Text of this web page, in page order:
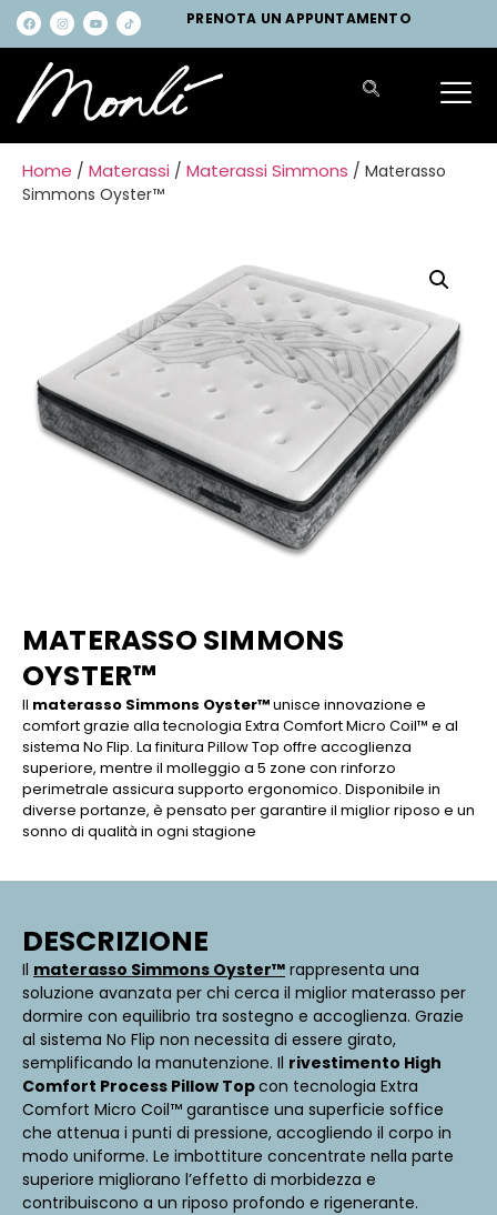
PRENOTA UN APPUNTAMENTO
Home / Materassi / Materassi Simmons / Materasso
Simmons Oyster™
MATERASSO SIMMONS
OYSTER™
Il materasso Simmons Oyster™unisce innovazione e
comfort grazie alla tecnologia Extra Comfort Micro Coil™ e al
sistema No Flip. La finitura Pillow Top offre accoglienza
superiore, mentre il molleggio a 5 zone con rinforzo
perimetrale assicura supporto ergonomico. Disponibile in
diverse portanze, è pensato per garantire il miglior riposo e un
sonno di qualità in ogni stagione
DESCRIZIONE
Il materasso Simmons Oyster™ rappresenta una
soluzione avanzata per chi cerca il miglior materasso per
dormire con equilibrio tra sostegno e accoglienza. Grazie
al sistema No Flip non necessita di essere girato,
semplificando la manutenzione. Il rivestimento High
Comfort Process Pillow Topcon tecnologia Extra
Comfort Micro Coil™ garantisce una superficie soffice
che attenua i punti di pressione, accogliendo il corpo in
modo uniforme. Le imbottiture concentrate nella parte
superiore migliorano l’effetto di morbidezza e
contribuiscono a un riposo profondo e rigenerante.